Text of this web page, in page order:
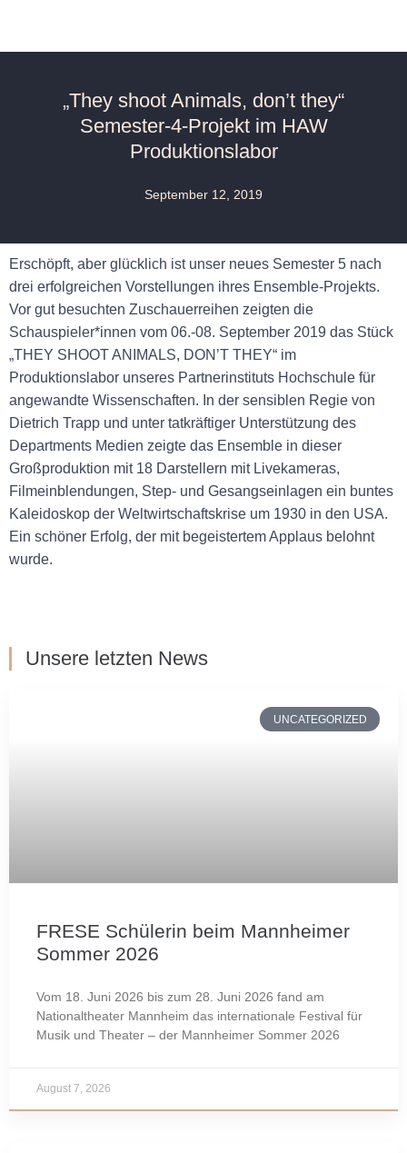
„They shoot Animals, don’t they“
Semester-4-Projekt im HAW
Produktionslabor
September 12, 2019
Erschöpft, aber glücklich ist unser neues Semester 5 nach
drei erfolgreichen Vorstellungen ihres Ensemble-Projekts.
Vor gut besuchten Zuschauerreihen zeigten die
Schauspieler*innen vom 06.-08. September 2019 das Stück
„THEY SHOOT ANIMALS, DON’T THEY“ im
Produktionslabor unseres Partnerinstituts Hochschule für
angewandte Wissenschaften. In der sensiblen Regie von
Dietrich Trapp und unter tatkräftiger Unterstützung des
Departments Medien zeigte das Ensemble in dieser
Großproduktion mit 18 Darstellern mit Livekameras,
Filmeinblendungen, Step- und Gesangseinlagen ein buntes
Kaleidoskop der Weltwirtschaftskrise um 1930 in den USA.
Ein schöner Erfolg, der mit begeistertem Applaus belohnt
wurde.
Unsere letzten News
UNCATEGORIZED
FRESE Schülerin beim Mannheimer
Sommer 2026
Vom 18. Juni 2026 bis zum 28. Juni 2026 fand am
Nationaltheater Mannheim das internationale Festival für
Musik und Theater – der Mannheimer Sommer 2026
August 7, 2026